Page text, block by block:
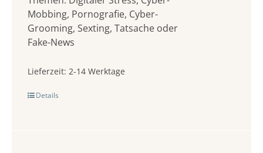
Mobbing, Pornografie, Cyber-
Grooming, Sexting, Tatsache oder
Fake-News
Lieferzeit:2-14 Werktage
Details